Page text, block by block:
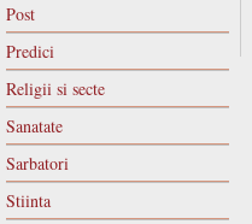
Post
Predici
Religii si secte
Sanatate
Sarbatori
Stiinta